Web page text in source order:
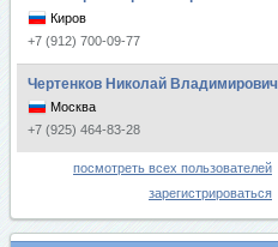
Киров
+7 (912) 700-09-77
Чертенков Николай Владимирович
Москва
+7 (925) 464-83-28
посмотреть всех пользователей
зарегистрироваться